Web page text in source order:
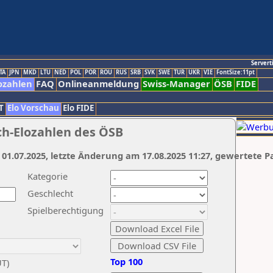
JPN MKD LTU NED POL POR ROU RUS SRB SVK SWE TUR UKR VIE FontSize:11pt
FAQ Onlineanmeldung Swiss-Manager ÖSB FIDE
Elo Vorschau Elo FIDE
Elozahlen des ÖSB
Kategorie
Geschlecht
Spielberechtigung
Top 100
letzte Änderung am 17.08.2025 11:27, gewertete